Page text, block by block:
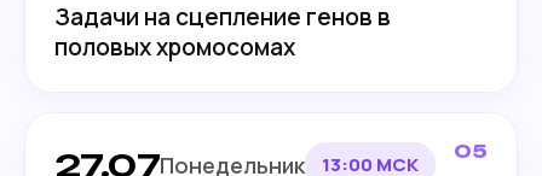
Задачи на сцепление генов в
половых хромосомах
05
27.07Понедельник 13:00 МСК